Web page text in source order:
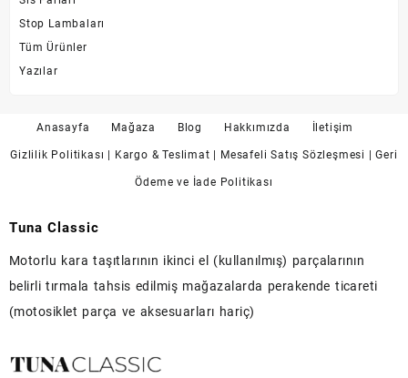
Stop Lambaları
Tüm Ürünler
Yazılar
Anasayfa Mağaza Blog Hakkımızda İletişim
Gizlilik Politikası | Kargo & Teslimat | Mesafeli Satış Sözleşmesi | Geri
Ödeme ve İade Politikası
Tuna Classic
Motorlu kara taşıtlarının ikinci el (kullanılmış) parçalarının
belirli tırmala tahsis edilmiş mağazalarda perakende ticareti
(motosiklet parça ve aksesuarları hariç)